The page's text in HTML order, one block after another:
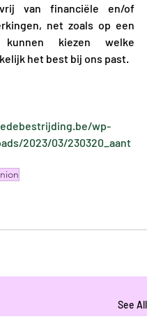
van financiële en/of
net zoals op een
kunnen kiezen welke
het best bij ons past.
wp-
2023/03/230320_aant
See All